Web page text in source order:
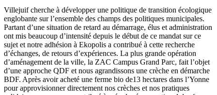
Villejuif cherche à développer une politique de transition écologique
englobante sur l’ensemble des champs des politiques municipales.
Partant d’une situation de retard au démarrage, élus et administration
ont mis beaucoup d’intensité depuis le début de ce mandat sur ce
sujet et notre adhésion à Ekopolis a contribué à cette recherche
d’échanges, de retours d’expériences. La plus grande opération
d’aménagement de la ville, la ZAC Campus Grand Parc, fait l’objet
d’une approche QDF et nous agrandissons une crèche en démarche
BDF. Après avoir acheté une ferme bio de13 hectares dans l’Yonne
pour approvisionner directement nos crèches et nos pratiques